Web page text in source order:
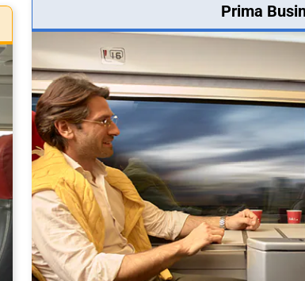
Prima